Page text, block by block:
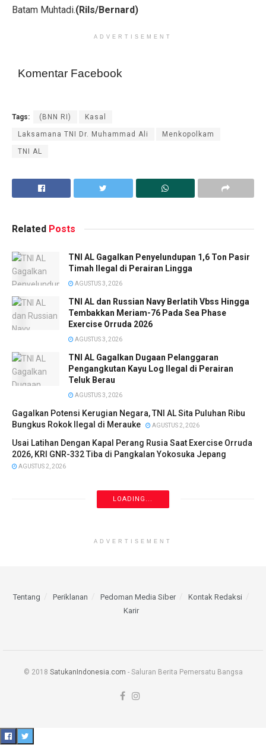
Batam Muhtadi.(Rils/Bernard)
ADVERTISEMENT
Komentar Facebook
Tags: (BNN RI) Kasal
Laksamana TNI Dr. Muhammad Ali Menkopolkam
TNI AL
Related Posts
TNI AL Gagalkan Penyelundupan 1,6 Ton Pasir
Timah Ilegal di Perairan Lingga
AGUSTUS 3, 2026
TNI AL dan Russian Navy Berlatih Vbss Hingga
Tembakkan Meriam-76 Pada Sea Phase
Exercise Orruda 2026
AGUSTUS 3, 2026
TNI AL Gagalkan Dugaan Pelanggaran
Pengangkutan Kayu Log Ilegal di Perairan
Teluk Berau
AGUSTUS 3, 2026
Gagalkan Potensi Kerugian Negara, TNI AL Sita Puluhan Ribu
Bungkus Rokok Ilegal di Merauke
AGUSTUS 2, 2026
Usai Latihan Dengan Kapal Perang Rusia Saat Exercise Orruda
2026, KRI GNR-332 Tiba di Pangkalan Yokosuka Jepang
AGUSTUS 2, 2026
LOADING...
ADVERTISEMENT
Tentang Periklanan Pedoman Media Siber
Kontak Redaksi
Karir
© 2018 SatukanIndonesia.com - Saluran Berita Pemersatu Bangsa